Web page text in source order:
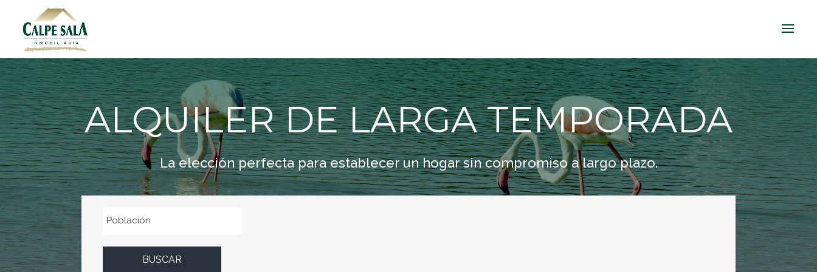
ALQUILER DE LARGA TEMPORADA
La elección perfecta para establecer un hogar sin compromiso a largo plazo.
Población
BUSCAR